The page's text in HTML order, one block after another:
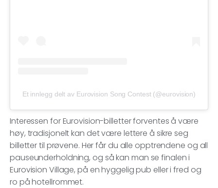
Et innlegg delt av Eurovision Song Contest (@eurovision)
Interessen for Eurovision-billetter forventes å være
høy, tradisjonelt kan det være lettere å sikre seg
billetter til prøvene. Her får du alle opptrendene og all
pauseunderholdning, og så kan man se finalen i
Eurovision Village, på en hyggelig pub eller i fred og
ro på hotellrommet.